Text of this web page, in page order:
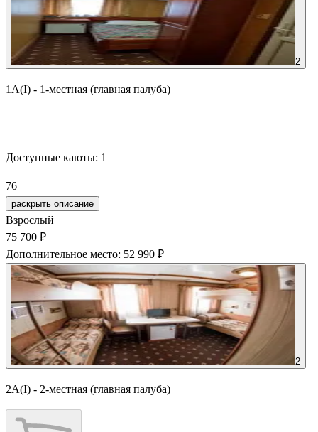
2
1А(I) - 1-местная (главная палуба)
Доступные каюты: 1
76
раскрыть описание
Взрослый
75 700 ₽
Дополнительное место: 52 990 ₽
2
2А(I) - 2-местная (главная палуба)